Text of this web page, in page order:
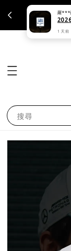
搜尋
羅***
1 天前